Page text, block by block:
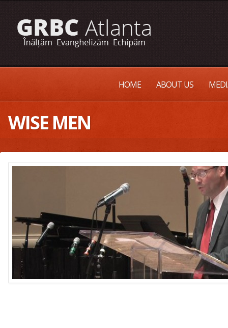
HOME ABOUT US
WISE MEN